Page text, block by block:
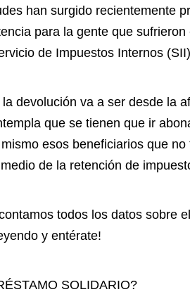
han surgido recientemente
para la gente que
de Impuestos Internos
devolución va a ser desde la
que se tienen que ir
esos beneficiarios que
de la retención de
todos los datos sobre
y entérate!
SOLIDARIO?